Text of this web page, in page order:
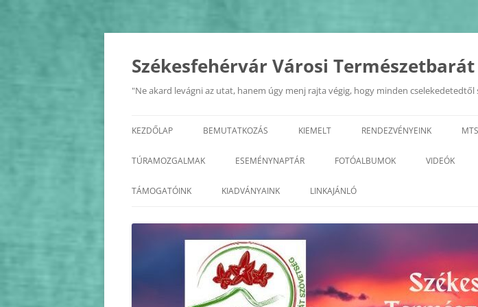
Kilépés
tartalomba
Székesfehérvár Városi Természetbarát
"Ne akard levágni az utat, hanem úgy menj rajta végig, hogy minden
KEZDŐLAP BEMUTATKOZÁS
A SZÖVETSÉG
ALAPSZABÁLY
KÖZHASZNÚSÁGI JELENTÉS
2022
2021
KIEMELT RENDEZVÉNYEINK
EURÓPAI MOBILITÁSI HÉT
TÚRAMOZGALMAK
BALATON KÖRTÚRA
FEJÉR MEGYE KASTÉLYAI
FEJÉR MEGYE KERÉKPÁROS
ESEMÉNYNAPTÁR
2026
2024
2023
2022
FOTÓALBUMOK
2026
2023
2022
VIDEÓK
TÁMOGATÓINK KIADVÁNYAINK LINKAJÁNLÓ